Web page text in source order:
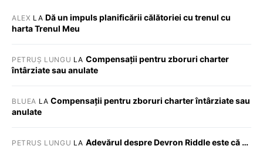
ALEX LA Dă un impuls planificării călătoriei cu trenul cu
harta Trenul Meu
PETRUȘ LUNGU LA Compensații pentru zboruri charter
întârziate sau anulate
BLUEA LACompensații pentru zboruri charter întârziate sau
anulate
PETRUȘ LUNGU LA Adevărul despre Devron Riddle este că …